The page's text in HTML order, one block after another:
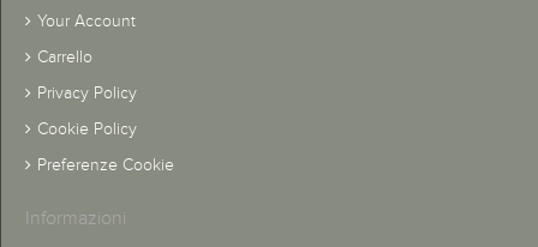
Your Account
Carrello
Privacy Policy
Cookie Policy
Preferenze Cookie
Informazioni